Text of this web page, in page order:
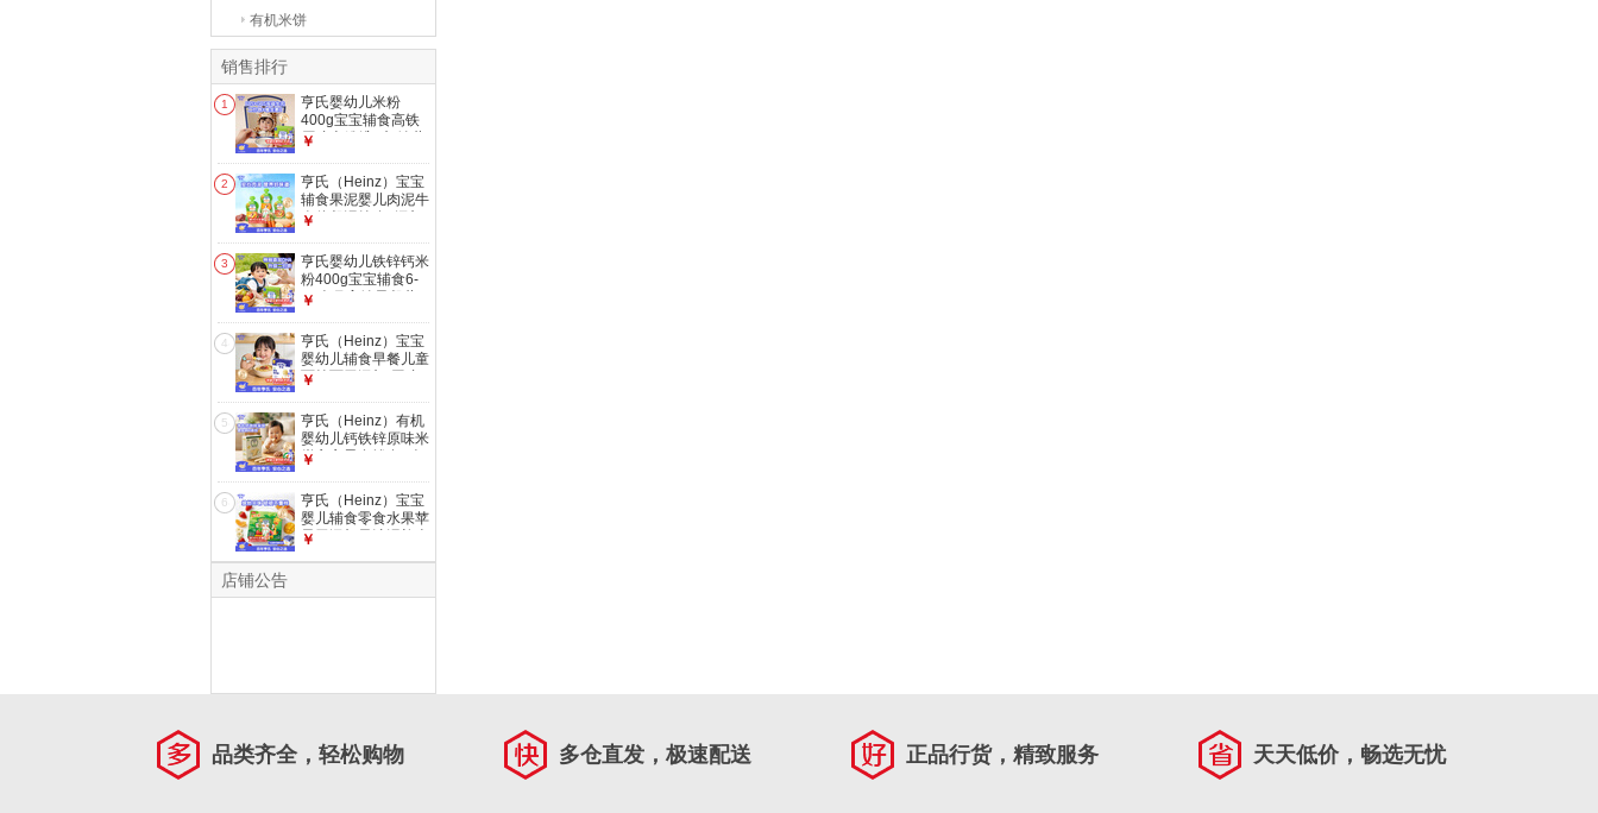
有机米饼
销售排行
1
亨氏婴幼儿米粉
400g宝宝辅食高铁
原味米粉维C加铁营
￥
2
亨氏（Heinz）宝宝
辅食果泥婴儿肉泥牛
肉佐餐泥纯净0添加
￥
3
亨氏婴幼儿铁锌钙米
粉400g宝宝辅食6-
12个月高铁早餐营
￥
4
亨氏（Heinz）宝宝
婴幼儿辅食早餐儿童
面挂面无添加 原味
￥
5
亨氏（Heinz）有机
婴幼儿钙铁锌原味米
饼宝宝零食辅食7个
50g
￥
6
亨氏（Heinz）宝宝
婴儿辅食零食水果苹
果无添加果汁泥礼盒
￥
店铺公告
品类齐全，轻松购物 多仓直发，极速配送 正品行货，精致服务 天天低价，畅选无忧